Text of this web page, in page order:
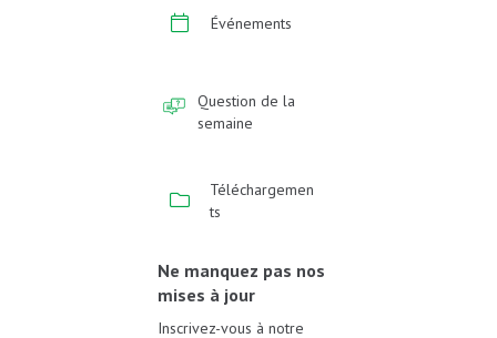
Événements
Question de la
semaine
Téléchargemen
ts
Ne manquez pas nos
mises à jour
Inscrivez-vous à notre